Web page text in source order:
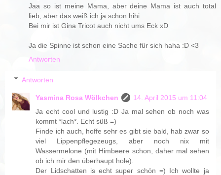
Jaa so ist meine Mama, aber deine Mama ist auch total
lieb, aber das weiß ich ja schon hihi
Bei mir ist Gina Tricot auch nicht ums Eck xD
Ja die Spinne ist schon eine Sache für sich haha :D <3
Antworten
Antworten
Yasmina Rosa Wölkchen
14. April 2015 um 11:04
Ja echt cool und lustig :D Ja mal sehen ob noch was
kommt *lach*. Echt süß =)
Finde ich auch, hoffe sehr es gibt sie bald, hab zwar so
viel Lippenpflegezeugs, aber noch nix mit
Wassermelone (mit Himbeere schon, daher mal sehen
ob ich mir den überhaupt hole).
Der Lidschatten is echt super schön =) Ich wollte ja